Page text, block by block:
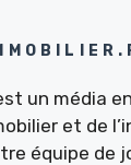
un média
et de
équipe de